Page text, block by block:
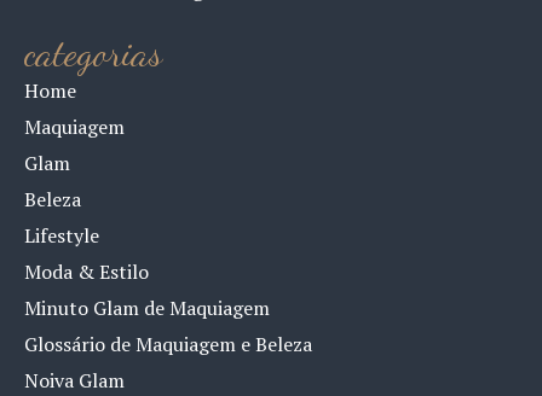
categorias
Home
Maquiagem
Glam
Beleza
Lifestyle
Moda & Estilo
Minuto Glam de Maquiagem
Glossário de Maquiagem e Beleza
Noiva Glam